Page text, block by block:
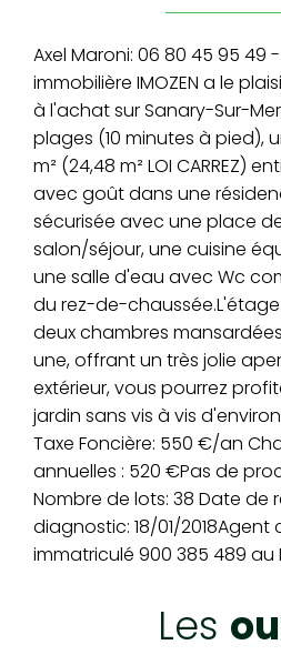
Axel Maroni: 06 80 45 95 49
immobilière IMOZEN a le
à l'achat sur Sanary-Sur-
plages (10 minutes à pied),
m² (24,48 m² LOI CARREZ)
avec goût dans une
sécurisée avec une place
salon/séjour, une cuisine
une salle d'eau avec Wc
du rez-de-
deux chambres
une, offrant un très jolie
extérieur, vous pourrez
jardin sans vis à vis d'environ
Taxe Foncière: 550 €/an
annuelles : 520 €Pas de
Nombre de lots: 38 Date de
diagnostic: 18/01/2018Agent
immatriculé 900 385 489 au
les